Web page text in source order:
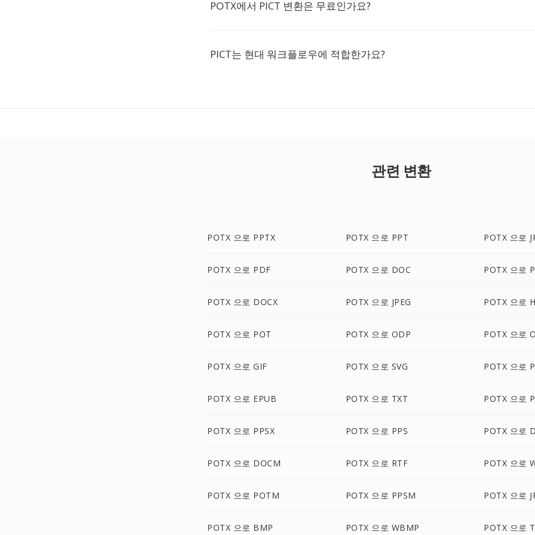
POTX에서 PICT 변환은 무료인가요?
PICT는 현대 워크플로우에 적합한가요?
관련 변환
POTX 으로 PPTX POTX 으로 PPT POTX 으로
POTX 으로 PDF POTX 으로 DOC POTX 으로
POTX 으로 DOCX POTX 으로 JPEG POTX 으로
POTX 으로 POT POTX 으로 ODP POTX 으로
POTX 으로 GIF POTX 으로 SVG POTX 으로
POTX 으로 EPUB POTX 으로 TXT POTX 으로
POTX 으로 PPSX POTX 으로 PPS POTX 으로
POTX 으로 DOCM POTX 으로 RTF POTX 으로
POTX 으로 POTM POTX 으로 PPSM POTX 으로
POTX 으로 BMP POTX 으로 WBMP POTX 으로